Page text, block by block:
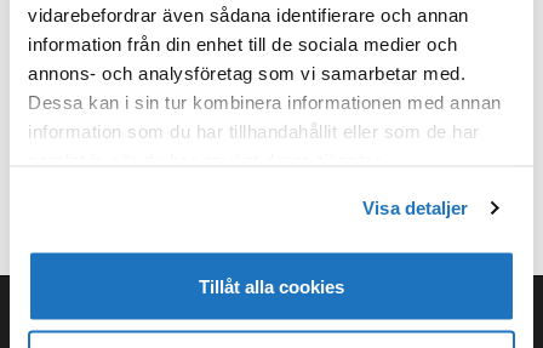
vidarebefordrar även sådana identifierare och annan
information från din enhet till de sociala medier och
annons- och analysföretag som vi samarbetar med.
Dessa kan i sin tur kombinera informationen med annan
information som du har tillhandahållit eller som de har
Visa detaljer
Tillåt alla cookies
Upphovsrätt © 2026 VVS Föreningen i Finland–Tema